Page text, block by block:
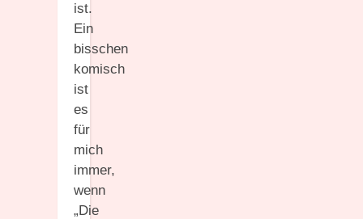
ist.
Ein
bisschen
komisch
ist
es
für
mich
immer,
wenn
„Die